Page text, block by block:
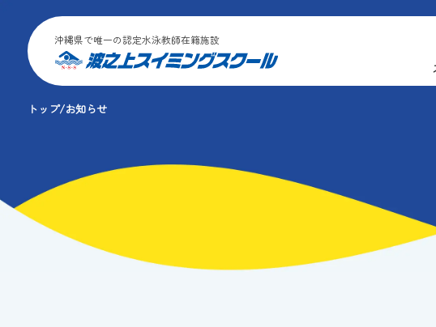
沖縄県で唯一の認定水泳教師在籍施設
トップ お知らせ